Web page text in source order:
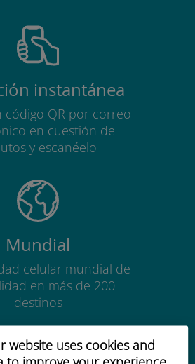
website uses cookies and
instantánea
código QR por correo
en cuestión de
y escanéelo
Mundial
celular mundial de
en más de 200
destinos